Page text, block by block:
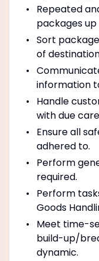
Repeated
packages
Sort
of
information
Handle
with due
Ensure all
adhered to.
Perform
required.
Perform
Goods
Meet time-
build-up/
dynamic.